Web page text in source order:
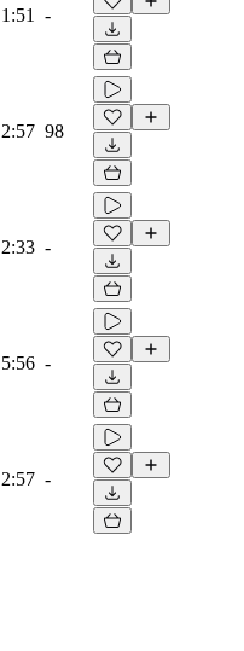
1:51 -
2:57 98
2:33 -
5:56 -
2:57 -